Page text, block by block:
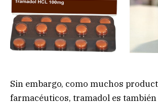
Sin embargo, como muchos
farmacéuticos, tramadol es